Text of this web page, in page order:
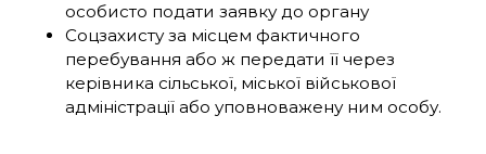
особисто подати заявку до органу
Соцзахисту за місцем фактичного
перебування або ж передати її через
керівника сільської, міської військової
адміністрації або уповноважену ним особу.